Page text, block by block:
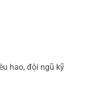
hao, đội ngũ kỹ